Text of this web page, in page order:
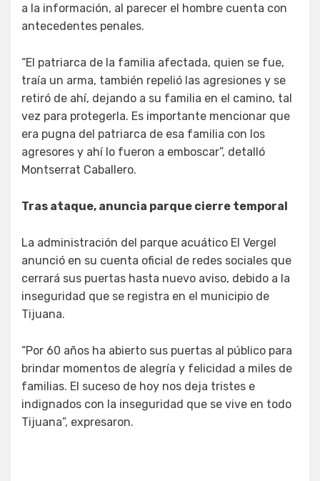
a la información, al parecer el hombre cuenta con
antecedentes penales.
“El patriarca de la familia afectada, quien se fue,
traía un arma, también repelió las agresiones y se
retiró de ahí, dejando a su familia en el camino, tal
vez para protegerla. Es importante mencionar que
era pugna del patriarca de esa familia con los
agresores y ahí lo fueron a emboscar”, detalló
Montserrat Caballero.
Tras ataque, anuncia parque cierre temporal
La administración del parque acuático El Vergel
anunció en su cuenta oficial de redes sociales que
cerrará sus puertas hasta nuevo aviso, debido a la
inseguridad que se registra en el municipio de
Tijuana.
“Por 60 años ha abierto sus puertas al público para
brindar momentos de alegría y felicidad a miles de
familias. El suceso de hoy nos deja tristes e
indignados con la inseguridad que se vive en todo
Tijuana”, expresaron.